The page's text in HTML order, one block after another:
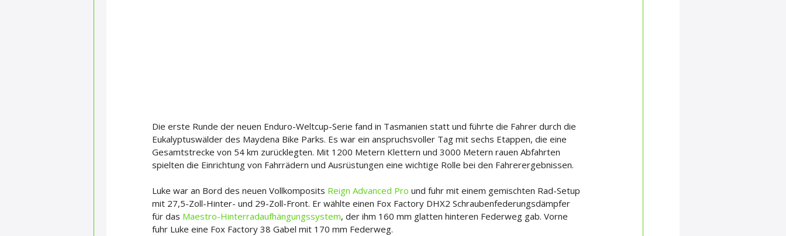
Die erste Runde der neuen Enduro-Weltcup-Serie fand in Tasmanien statt und führte die Fahrer durch die
Eukalyptuswälder des Maydena Bike Parks. Es war ein anspruchsvoller Tag mit sechs Etappen, die eine
Gesamtstrecke von 54 km zurücklegten. Mit 1200 Metern Klettern und 3000 Metern rauen Abfahrten
spielten die Einrichtung von Fahrrädern und Ausrüstungen eine wichtige Rolle bei den Fahrerergebnissen.
Luke war an Bord des neuen Vollkomposits Reign Advanced Pro und fuhr mit einem gemischten Rad-Setup
mit 27,5-Zoll-Hinter- und 29-Zoll-Front. Er wählte einen Fox Factory DHX2 Schraubenfederungsdämpfer
für das Maestro-Hinterradaufhängungssystem, der ihm 160 mm glatten hinteren Federweg gab. Vorne
fuhr Luke eine Fox Factory 38 Gabel mit 170 mm Federweg.